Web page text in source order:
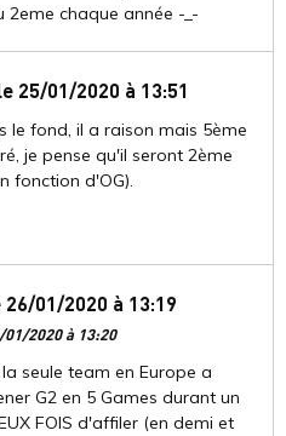
2eme chaque année -_-
25/01/2020 à 13:51
le fond, il a raison mais 5ème
je pense qu'il seront 2ème
fonction d'OG).
26/01/2020 à 13:19
2020 à 13:20
la seule team en Europe a
G2 en 5 Games durant un
FOIS d'affiler (en demi et